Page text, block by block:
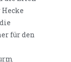
für den